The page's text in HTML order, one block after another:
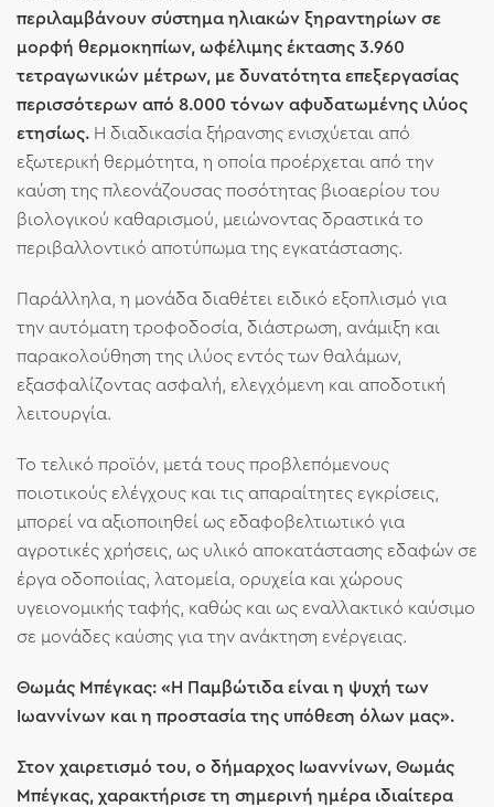
περιλαμβάνουν σύστημα ηλιακών ξηραντηρίων σε
μορφή θερμοκηπίων, ωφέλιμης έκτασης 3.960
τετραγωνικών μέτρων, με δυνατότητα επεξεργασίας
περισσότερων από 8.000 τόνων αφυδατωμένης ιλύος
ετησίως. Η διαδικασία ξήρανσης ενισχύεται από
εξωτερική θερμότητα, η οποία προέρχεται από την
καύση της πλεονάζουσας ποσότητας βιοαερίου του
βιολογικού καθαρισμού, μειώνοντας δραστικά το
περιβαλλοντικό αποτύπωμα της εγκατάστασης.
Παράλληλα, η μονάδα διαθέτει ειδικό εξοπλισμό για
την αυτόματη τροφοδοσία, διάστρωση, ανάμιξη και
παρακολούθηση της ιλύος εντός των θαλάμων,
εξασφαλίζοντας ασφαλή, ελεγχόμενη και αποδοτική
λειτουργία.
Το τελικό προϊόν, μετά τους προβλεπόμενους
ποιοτικούς ελέγχους και τις απαραίτητες εγκρίσεις,
μπορεί να αξιοποιηθεί ως εδαφοβελτιωτικό για
αγροτικές χρήσεις, ως υλικό αποκατάστασης εδαφών σε
έργα οδοποιίας, λατομεία, ορυχεία και χώρους
υγειονομικής ταφής, καθώς και ως εναλλακτικό καύσιμο
σε μονάδες καύσης για την ανάκτηση ενέργειας.
Θωμάς Μπέγκας: «Η Παμβώτιδα είναι η ψυχή των
Ιωαννίνων και η προστασία της υπόθεση όλων μας».
Στον χαιρετισμό του, ο δήμαρχος Ιωαννίνων, Θωμάς
Μπέγκας, χαρακτήρισε τη σημερινή ημέρα ιδιαίτερα